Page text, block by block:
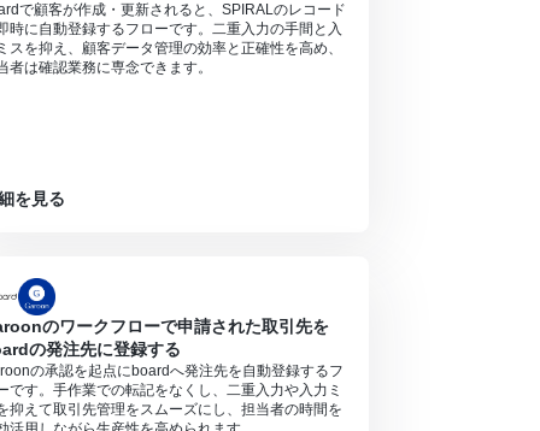
で顧客が作成・更新されると、SPIRALのレコード
時に自動登録するフローです。二重入力の手間と入
スを抑え、顧客データ管理の効率と正確性を高め、
者は確認業務に専念できます。
を見る
のワークフローで申請された取引先を
の発注先に登録する
の承認を起点にboardへ発注先を自動登録するフ
です。手作業での転記をなくし、二重入力や入力ミ
抑えて取引先管理をスムーズにし、担当者の時間を